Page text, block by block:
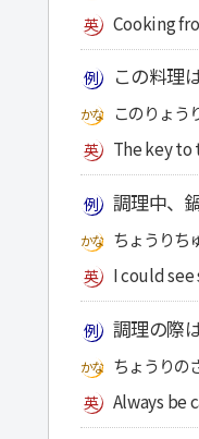
Cooking
この料理
このりょう
The key to
調理中、
ちょうりち
I could
調理の際
ちょうりの
Always be